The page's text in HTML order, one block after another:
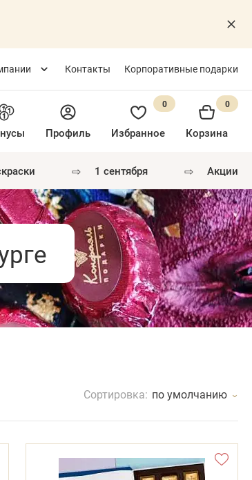
Контакты Корпоративные подарки
Профиль Избранное
0
Корзина
0
⇨ 1 сентября ⇨ акции
Сортировка: по умолчанию